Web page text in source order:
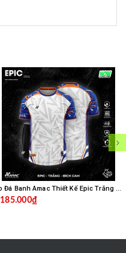
Áo Đá Banh Amac Thiết Kế Epic Trắng Bích
185.000₫